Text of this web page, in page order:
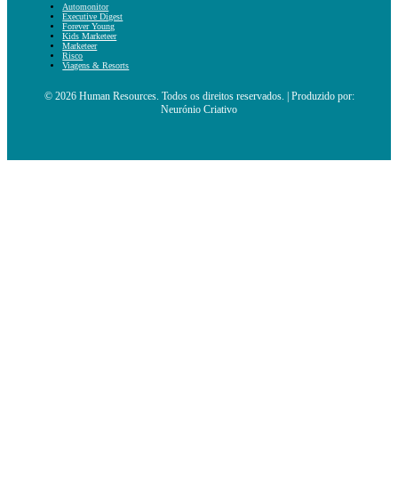
Automonitor
Executive Digest
Forever Young
Kids Marketeer
Marketeer
Risco
Viagens & Resorts
© 2026 Human Resources. Todos os direitos reservados. | Produzido por:
Neurónio Criativo